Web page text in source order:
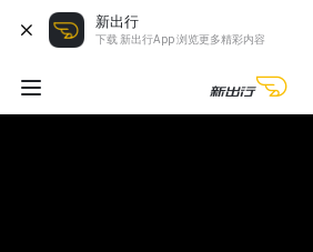
新出行
下载 新出行App 浏览更多精彩内容